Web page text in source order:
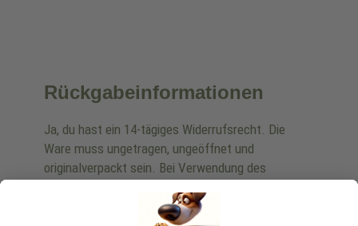
Rückgabeinformationen
Ja, du hast ein 14-tägiges Widerrufsrecht. Die
Ware muss ungetragen, ungeöffnet und
originalverpackt sein. Bei Verwendung des